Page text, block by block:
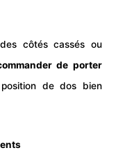
côtés cassés ou
de porter
de dos bien